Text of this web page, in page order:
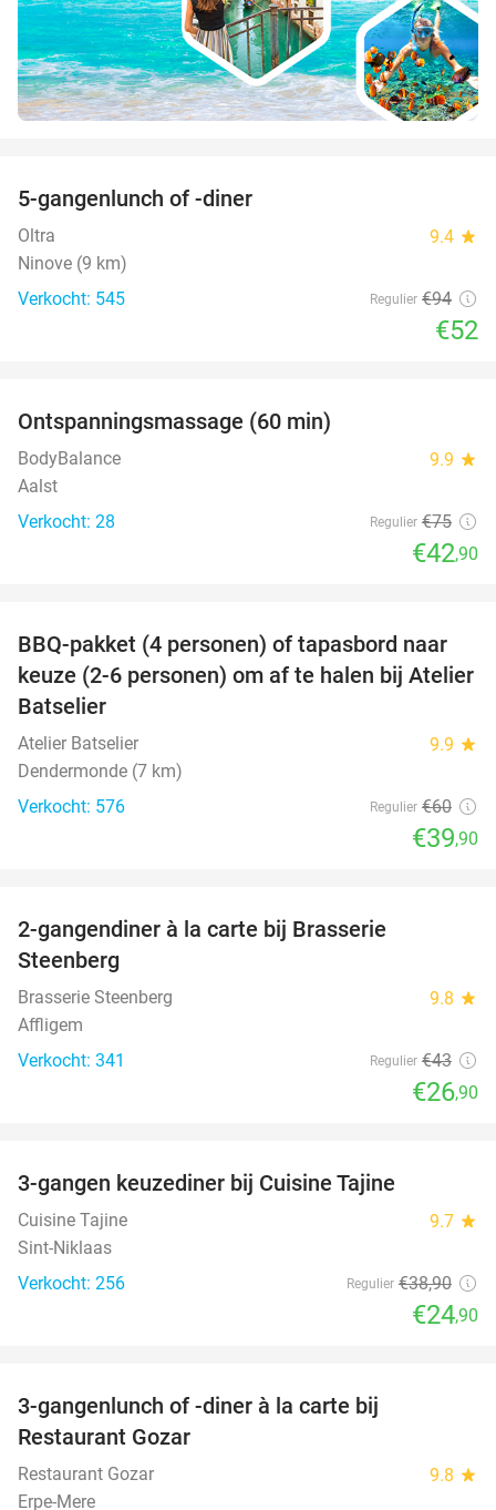
5-gangenlunch of -diner
Oltra 9.4 star
Ninove (9 km)
Verkocht: 545
Regulier €94
€52
Ontspanningsmassage (60 min)
BodyBalance 9.9 star
Aalst
Verkocht: 28
Regulier €75
€42,90
34%
BBQ-pakket (4 personen) of tapasbord naar
keuze (2-6 personen) om af te halen bij Atelier
Batselier
Atelier Batselier 9.9 star
Dendermonde (7 km)
Verkocht: 576
Regulier €60
€39,90
2-gangendiner à la carte bij Brasserie
Steenberg
Brasserie Steenberg 9.8 star
Affligem
Verkocht: 341
Regulier €43
€26,90
3-gangen keuzediner bij Cuisine Tajine
Cuisine Tajine 9.7 star
Sint-Niklaas
Verkocht: 256
Regulier €38,90
€24,90
3-gangenlunch of -diner à la carte bij
Restaurant Gozar
Restaurant Gozar 9.8 star
Erpe-Mere